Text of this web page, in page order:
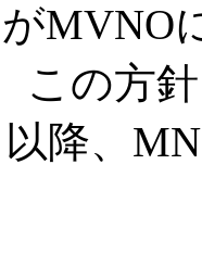
MVNO
この方
降、